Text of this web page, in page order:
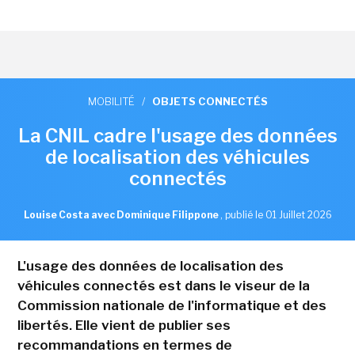
MOBILITÉ / OBJETS CONNECTÉS
La CNIL cadre l'usage des données
de localisation des véhicules
connectés
Louise Costa avec Dominique Filippone , publié le 01 Juillet 2026
L'usage des données de localisation des
véhicules connectés est dans le viseur de la
Commission nationale de l'informatique et des
libertés. Elle vient de publier ses
recommandations en termes de